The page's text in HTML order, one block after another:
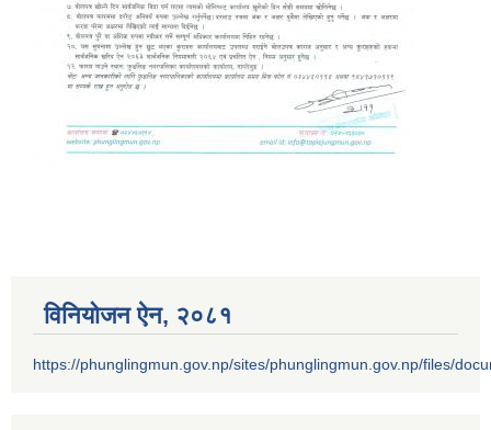
विनियोजन ऐन‚ २०८१
https://phunglingmun.gov.np/sites/phunglingmun.gov.np/files/